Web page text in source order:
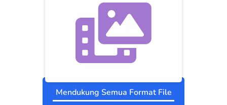
Mendukung Semua Format File